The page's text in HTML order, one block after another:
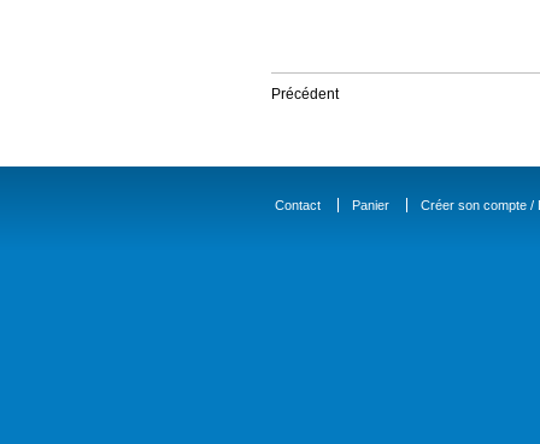
Précédent
Contact Panier Créer son compte /